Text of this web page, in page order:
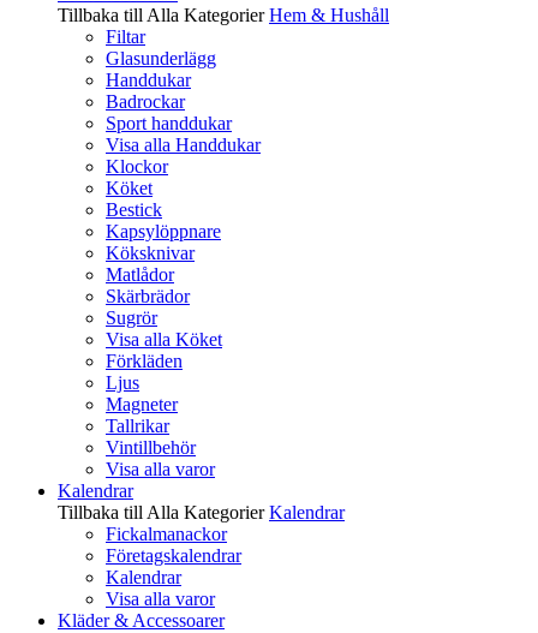
Tillbaka till Alla Kategorier Hem & Hushåll
Filtar
Glasunderlägg
Handdukar
Badrockar
Sport handdukar
Visa alla Handdukar
Klockor
Köket
Bestick
Kapsylöppnare
Köksknivar
Matlådor
Skärbrädor
Sugrör
Visa alla Köket
Förkläden
Ljus
Magneter
Tallrikar
Vintillbehör
Visa alla varor
Kalendrar
Tillbaka till Alla Kategorier Kalendrar
Fickalmanackor
Företagskalendrar
Kalendrar
Visa alla varor
Kläder & Accessoarer